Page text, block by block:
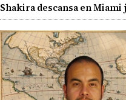
Shakira descansa en